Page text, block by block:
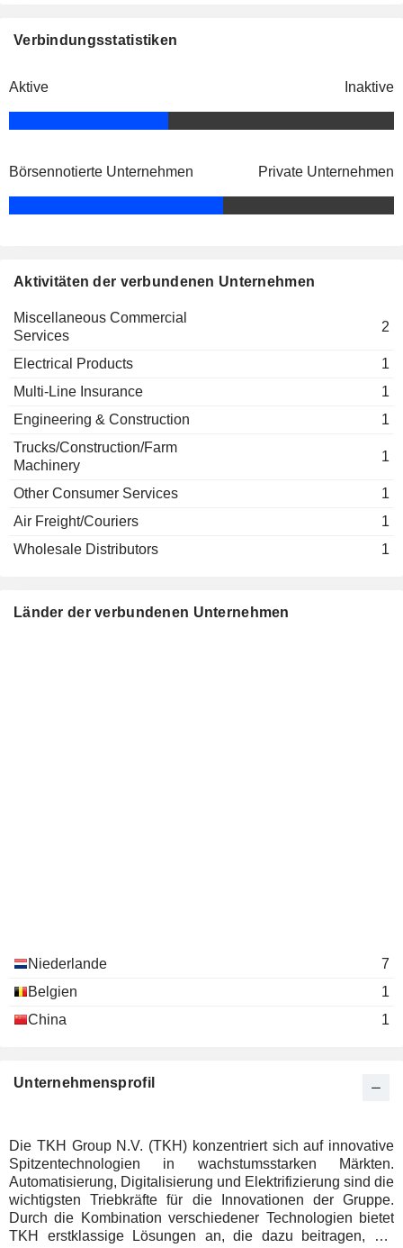
Verbindungsstatistiken
Aktive Inaktive
Börsennotierte Unternehmen Private Unternehmen
Aktivitäten der verbundenen Unternehmen
Miscellaneous Commercial
Services
2
Electrical Products
1
Multi-Line Insurance
1
Engineering & Construction
1
Trucks/Construction/Farm
Machinery
1
Other Consumer Services
1
Air Freight/Couriers
1
Wholesale Distributors
1
Länder der verbundenen Unternehmen
Niederlande
7
Belgien
1
China
1
Unternehmensprofil
Die TKH Group N.V. (TKH) konzentriert sich auf innovative
Spitzentechnologien in wachstumsstarken Märkten.
Automatisierung, Digitalisierung und Elektrifizierung sind die
wichtigsten Triebkräfte für die Innovationen der Gruppe.
Durch die Kombination verschiedener Technologien bietet
TKH erstklassige Lösungen an, die dazu beitragen, die